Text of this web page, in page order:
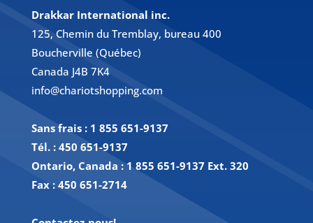
Drakkar International inc.
125, Chemin du Tremblay, bureau 400
Boucherville (Québec)
Canada J4B 7K4
info@chariotshopping.com
Sans frais : 1 855 651-9137
Tél. : 450 651-9137
Ontario, Canada : 1 855 651-9137 Ext. 320
Fax : 450 651-2714